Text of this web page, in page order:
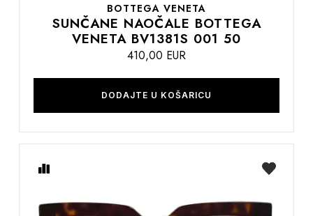
BOTTEGA VENETA
SUNČANE NAOČALE BOTTEGA
VENETA BV1381S 001 50
410,00 EUR
DODAJTE U KOŠARICU
listu